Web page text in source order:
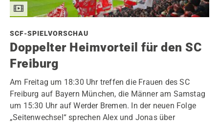
SCF-SPIELVORSCHAU
Doppelter Heimvorteil für den SC
Freiburg
Am Freitag um 18:30 Uhr treffen die Frauen des SC
Freiburg auf Bayern München, die Männer am Samstag
um 15:30 Uhr auf Werder Bremen. In der neuen Folge
„Seitenwechsel“ sprechen Alex und Jonas über